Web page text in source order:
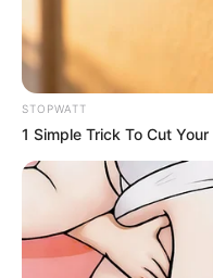
ดวงรายวัน 9 กันยายน 2565
9 ก.ย. 2022
STOPWATT
1 Simple Trick To Cut